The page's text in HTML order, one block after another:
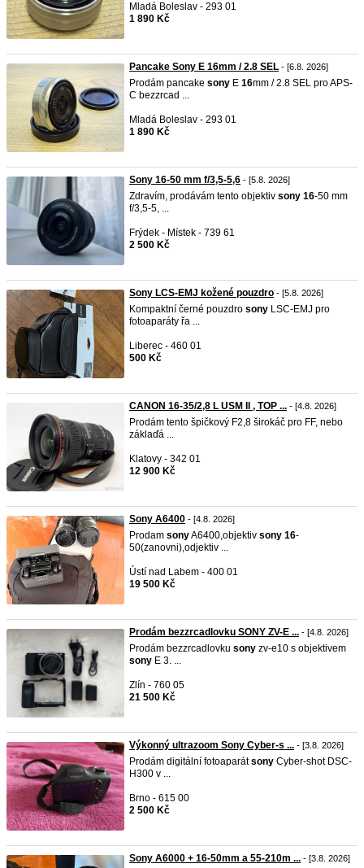
Mladá Boleslav - 293 01
1 890 Kč
Pancake Sony E 16mm / 2.8 SEL - [6.8. 2026]
Prodám pancake sony E 16mm / 2.8 SEL pro APS-
C bezzrcad ...
Mladá Boleslav - 293 01
1 890 Kč
Sony 16-50 mm f/3,5-5,6 - [5.8. 2026]
Zdravím, prodávám tento objektiv sony 16-50 mm
f/3,5-5, ...
Frýdek - Místek - 739 61
2 500 Kč
Sony LCS-EMJ kožené pouzdro - [5.8. 2026]
Kompaktní černé pouzdro sony LSC-EMJ pro
fotoaparáty řa ...
Liberec - 460 01
500 Kč
CANON 16-35/2,8 L USM II , TOP ... - [4.8. 2026]
Prodám tento špičkový F2,8 širokáč pro FF, nebo
záklaďá ...
Klatovy - 342 01
12 900 Kč
Sony A6400 - [4.8. 2026]
Prodam sonyA6400,objektiv sony 16-
50(zanovni),odjektiv ...
Ústí nad Labem - 400 01
19 500 Kč
Prodám bezzrcadlovku SONY ZV-E ... - [4.8. 2026]
Prodám bezzrcadlovku sony zv-e10 s objektivem
sony E 3. ...
Zlín - 760 05
21 500 Kč
Výkonný ultrazoom Sony Cyber-s ... - [3.8. 2026]
Prodám digitální fotoaparátsony Cyber-shot DSC-
H300 v ...
Brno - 615 00
2 500 Kč
Sony A6000 + 16-50mm a 55-210m ... - [3.8. 2026]